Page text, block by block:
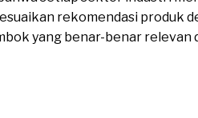
rekomendasi produk
yang benar-benar relevan